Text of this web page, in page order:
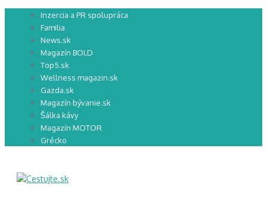
Preskočiť Inzercia a PR spolupráca
Familia
News.sk
Magazín BOLD
Top5.sk
Wellness magazin.sk
Gazda.sk
Magazín bývanie.sk
Šálka kávy
Magazín MOTOR
Grécko